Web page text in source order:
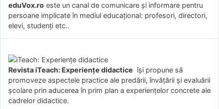
eduVox.ro este un canal de comunicare și informare pentru
persoane implicate în mediul educațional: profesori, directori,
elevi, studenți etc..
Revista iTeach: Experienţe didactice îşi propune să
promoveze aspectele practice ale predării, învăţării şi evaluării
şcolare prin aducerea în prim plan a experienţelor concrete ale
cadrelor didactice.